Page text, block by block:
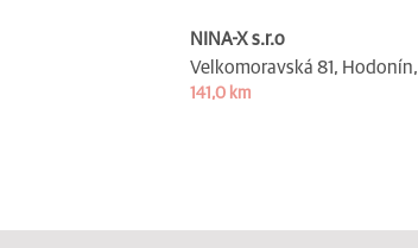
NINA-X s.r.o
Velkomoravská 81, Hodonín,
141,0 km